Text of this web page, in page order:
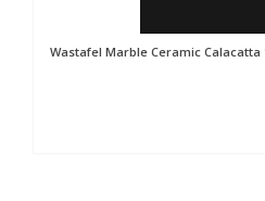
Wastafel Marble Ceramic Calacatta